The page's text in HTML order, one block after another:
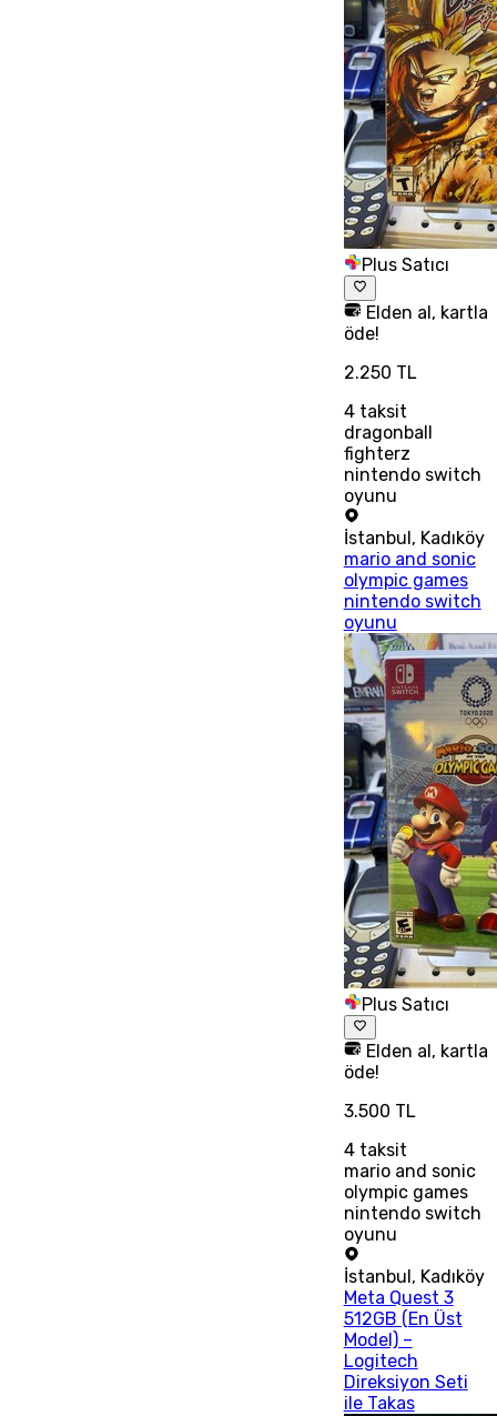
Plus Satıcı
Elden al, kartla
öde!
2.250 TL
4taksit
dragonball
fighterz
nintendo switch
oyunu
İstanbul, Kadıköy
mario and sonic
olympic games
nintendo switch
oyunu
Plus Satıcı
Elden al, kartla
öde!
3.500 TL
4taksit
mario and sonic
olympic games
nintendo switch
oyunu
İstanbul, Kadıköy
Meta Quest 3
512GB (En Üst
Model) –
Logitech
Direksiyon Seti
ile Takas